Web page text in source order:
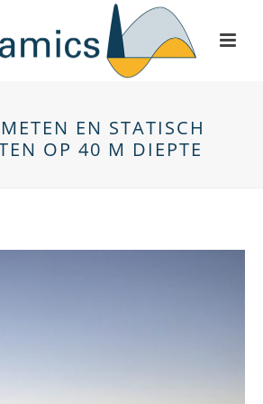
EN STATISCH
OP 40 M DIEPTE